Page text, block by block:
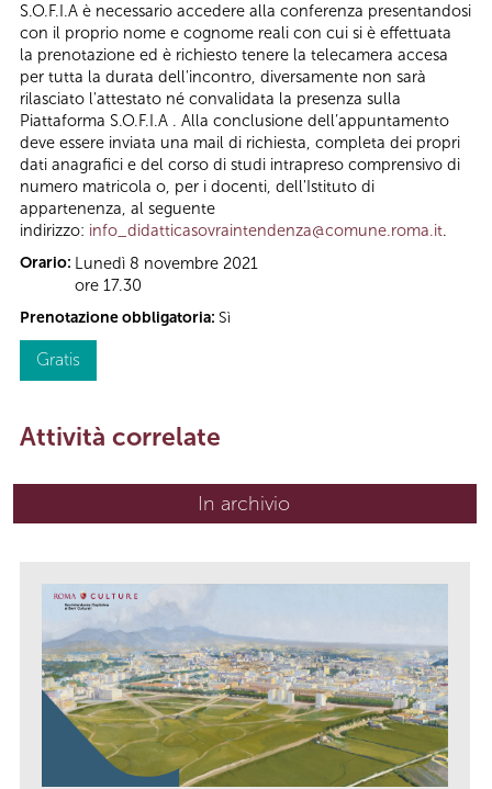
S.O.F.I.A è necessario accedere alla conferenza presentandosi
con il proprio nome e cognome reali con cui si è effettuata
la prenotazione ed è richiesto tenere la telecamera accesa
per tutta la durata dell'incontro, diversamente non sarà
rilasciato l'attestato né convalidata la presenza sulla
Piattaforma S.O.F.I.A . Alla conclusione dell’appuntamento
deve essere inviata una mail di richiesta, completa dei propri
dati anagrafici e del corso di studi intrapreso comprensivo di
numero matricola o, per i docenti, dell'Istituto di
appartenenza, al seguente
indirizzo: info_didatticasovraintendenza@comune.roma.it.
Orario: Lunedì 8 novembre 2021
ore 17.30
Prenotazione obbligatoria: Sì
Gratis
Attività correlate
In archivio